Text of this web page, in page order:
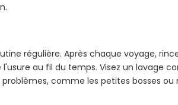
régulière. Après chaque voyage,
au fil du temps. Visez un lavage
comme les petites bosses ou